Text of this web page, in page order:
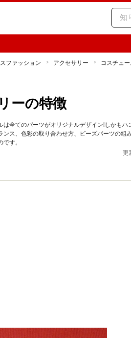
ファッション アクセサリー コスチュ
ーの特徴
全てのパーツがオリジナルデザイン!しかもハ
ス、色彩の取り合わせ方、ビーズパーツの組
す。
更